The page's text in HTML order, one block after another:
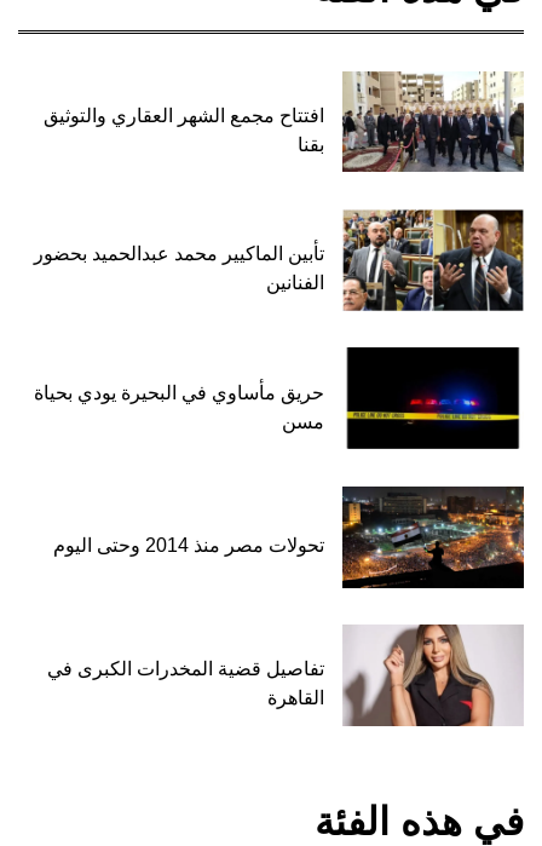
افتتاح مجمع الشهر العقاري والتوثيق
بقنا
تأبين الماكيير محمد عبدالحميد بحضور
الفنانين
حريق مأساوي في البحيرة يودي بحياة
مسن
تحولات مصر منذ 2014 وحتى اليوم
تفاصيل قضية المخدرات الكبرى في
القاهرة
في هذه الفئة